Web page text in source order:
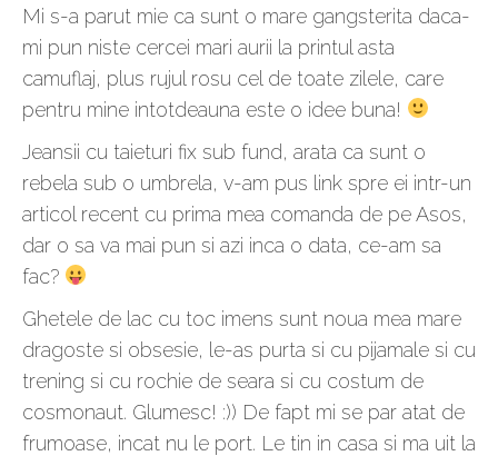
Mi s-a parut mie ca sunt o mare gangsterita daca-
mi pun niste cercei mari aurii la printul asta
camuflaj, plus rujul rosu cel de toate zilele, care
pentru mine intotdeauna este o idee buna!
Jeansii cu taieturi fix sub fund, arata ca sunt o
rebela sub o umbrela, v-am pus link spre ei intr-un
articol recent cu prima mea comanda de pe Asos,
dar o sa va mai pun si azi inca o data, ce-am sa
fac?
Ghetele de lac cu toc imens sunt noua mea mare
dragoste si obsesie, le-as purta si cu pijamale si cu
trening si cu rochie de seara si cu costum de
cosmonaut. Glumesc! :)) De fapt mi se par atat de
frumoase, incat nu le port. Le tin in casa si ma uit la